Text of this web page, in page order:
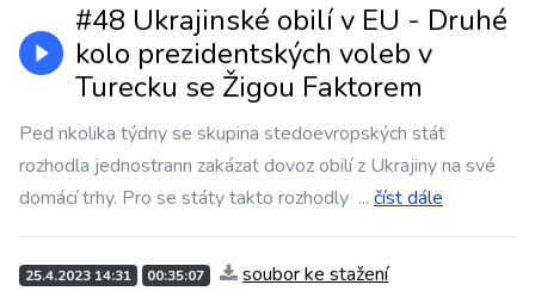
#48 Ukrajinské obilí v EU - Druhé
kolo prezidentských voleb v
Turecku se Žigou Faktorem
Ped nkolika týdny se skupina stedoevropských stát
rozhodla jednostrann zakázat dovoz obilí z Ukrajiny na své
domácí trhy. Pro se státy takto rozhodly ... číst dále
25.4.2023 14:31 00:35:07 soubor ke stažení